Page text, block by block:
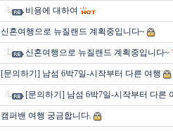
비용에 대하여
신혼여행으로 뉴질랜드 계획중입니다~
신혼여행으로 뉴질랜드 계획중입니다~
[문의하기] 남섬 6박7일-시작부터 다른 여행
[문의하기] 남섬 6박7일-시작부터 다른
캠퍼밴 여행 궁금합니다.